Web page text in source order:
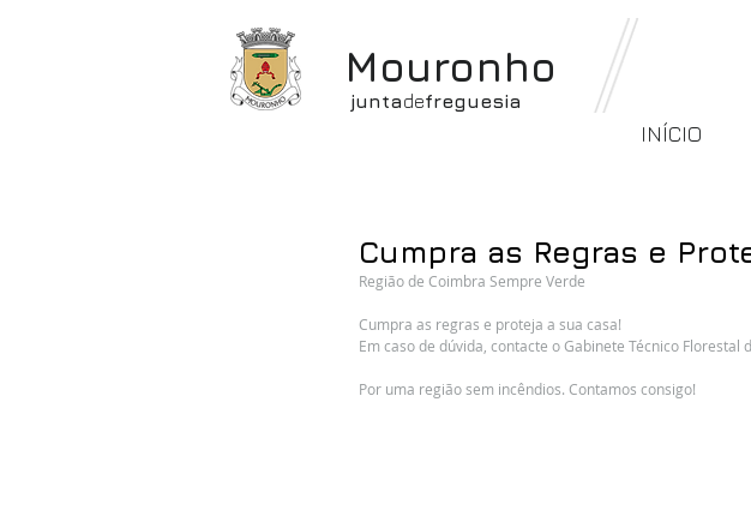
Mouronho
juntadefreguesia
INÍCIO
Cumpra as Regras e
Região de Coimbra Sempre Verde
Cumpra as regras e proteja a sua casa!
Em caso de dúvida, contacte o Gabinete Técnico
Por uma região sem incêndios. Contamos consigo!